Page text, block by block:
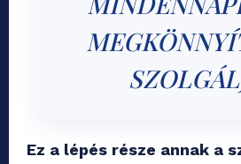
Ez a lépés része annak a